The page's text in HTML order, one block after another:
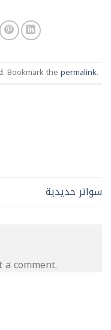
. Bookmark the permalink.
سواتر حديدية
comment.